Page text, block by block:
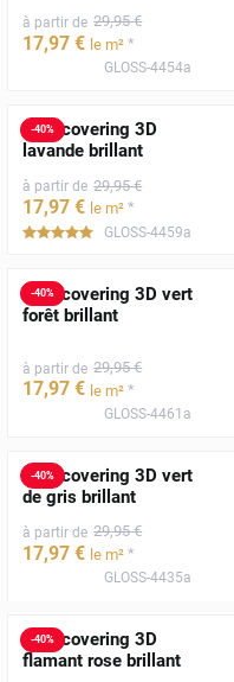
à partir de 29,95 €
17,97 € le m² *
GLOSS-4454a
-40%
Film covering 3D
lavande brillant
à partir de 29,95 €
17,97 € le m² *
*****
GLOSS-4459a
-40%
Film covering 3D vert
forêt brillant
à partir de 29,95 €
17,97 € le m² *
GLOSS-4461a
-40%
Film covering 3D vert
de gris brillant
à partir de 29,95 €
17,97 € le m² *
GLOSS-4435a
-40%
Film covering 3D
flamant rose brillant